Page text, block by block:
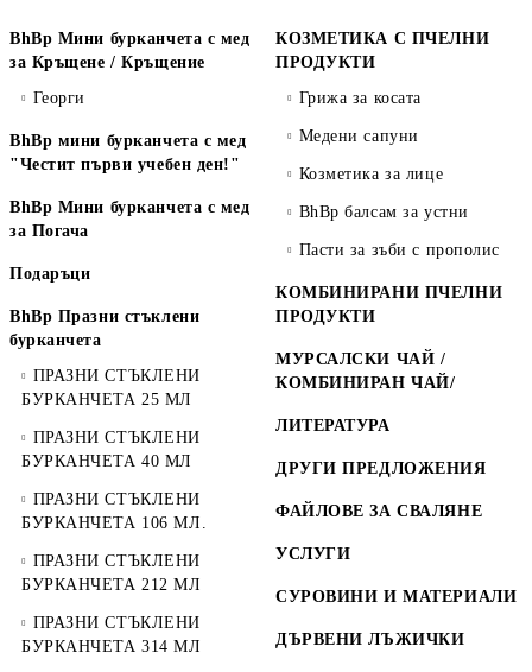
BhBp Мини бурканчета с мед
за Кръщене / Кръщение
Георги
BhBp мини бурканчета с мед
"Честит първи учебен ден!"
BhBp Мини бурканчета с мед
за Погача
Подаръци
BhBp Празни стъклени
бурканчета
ПРАЗНИ СТЪКЛЕНИ
БУРКАНЧЕТА 25 МЛ
ПРАЗНИ СТЪКЛЕНИ
БУРКАНЧЕТА 40 МЛ
ПРАЗНИ СТЪКЛЕНИ
БУРКАНЧЕТА 106 МЛ.
ПРАЗНИ СТЪКЛЕНИ
БУРКАНЧЕТА 212 МЛ
ПРАЗНИ СТЪКЛЕНИ
БУРКАНЧЕТА 314 МЛ
КОЗМЕТИКА С ПЧЕЛНИ
ПРОДУКТИ
Грижа за косата
Медени сапуни
Козметика за лице
BhBp балсам за устни
Пасти за зъби с прополис
КОМБИНИРАНИ ПЧЕЛНИ
ПРОДУКТИ
МУРСАЛСКИ ЧАЙ /
КОМБИНИРАН ЧАЙ/
ЛИТЕРАТУРА
ДРУГИ ПРЕДЛОЖЕНИЯ
ФАЙЛОВЕ ЗА СВАЛЯНЕ
УСЛУГИ
СУРОВИНИ И МАТЕРИАЛИ
ДЪРВЕНИ ЛЪЖИЧКИ